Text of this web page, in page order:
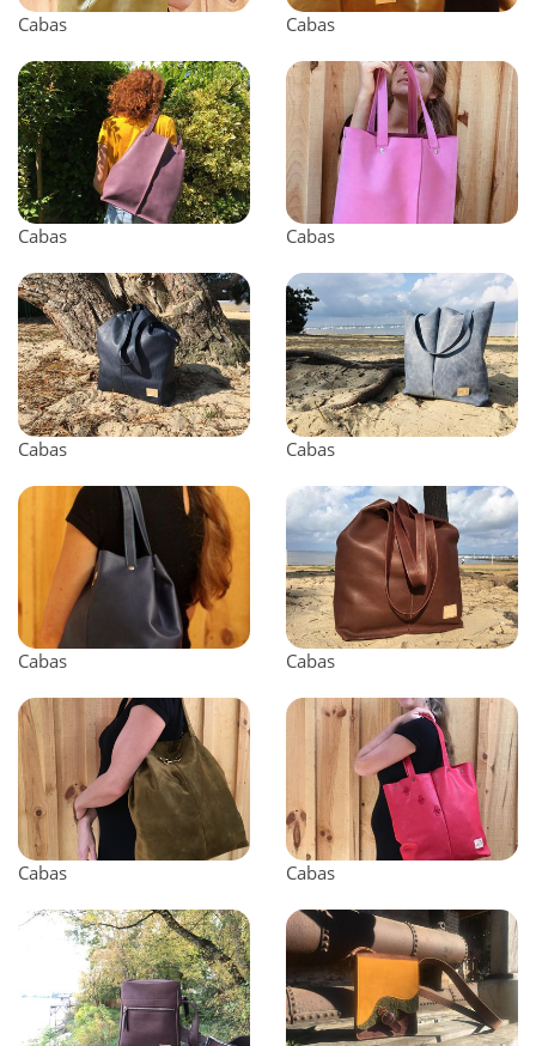
Cabas Cabas
Cabas Cabas
Cabas Cabas
Cabas Cabas
Cabas Cabas